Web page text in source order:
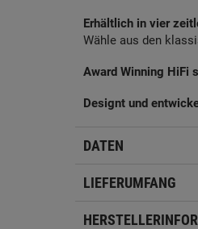
Erhältlich in vier
Wähle aus den
Award Winning HiFi
Designt und
DATEN
LIEFERUMFANG